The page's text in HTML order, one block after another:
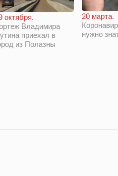
октября.
Владимира
приехал в
из Полазны
20 марта.
нужно